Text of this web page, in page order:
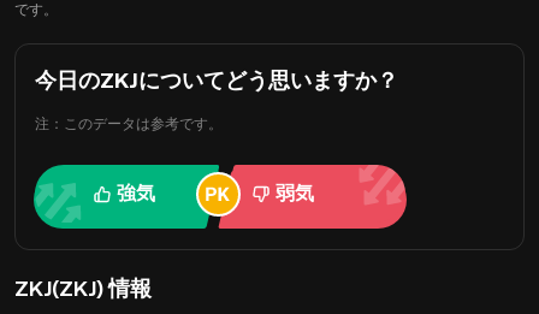
です。
今日のZKJについてどう思いますか？
注：このデータは参考です。
強気 弱気
ZKJ(ZKJ) 情報